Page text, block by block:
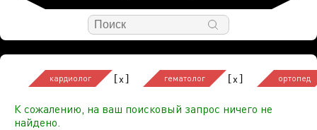
кардиолог [x] гематолог [x] ортопед
К сожалению, на ваш поисковый запрос ничего не
найдено.